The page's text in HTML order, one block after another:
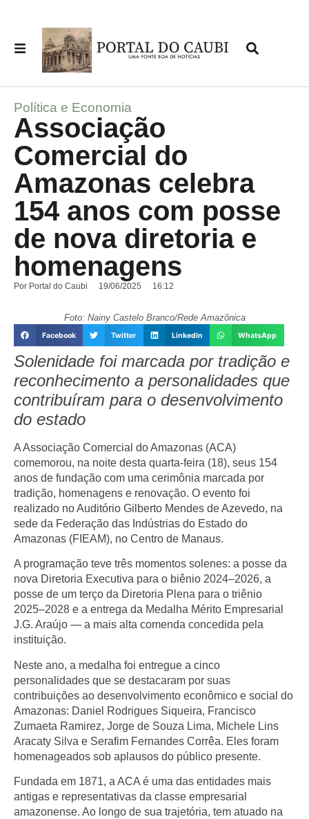
Política e Economia
Associação
Comercial do
Amazonas celebra
154 anos com posse
de nova diretoria e
homenagens
Por Portal do Caubi 19/06/2025 16:12
Foto: Nainy Castelo Branco/Rede Amazônica
Facebook Twitter LinkedIn WhatsApp
Solenidade foi marcada por tradição e
reconhecimento a personalidades que
contribuíram para o desenvolvimento
do estado
A Associação Comercial do Amazonas (ACA)
comemorou, na noite desta quarta-feira (18), seus 154
anos de fundação com uma cerimônia marcada por
tradição, homenagens e renovação. O evento foi
realizado no Auditório Gilberto Mendes de Azevedo, na
sede da Federação das Indústrias do Estado do
Amazonas (FIEAM), no Centro de Manaus.
A programação teve três momentos solenes: a posse da
nova Diretoria Executiva para o biênio 2024–2026, a
posse de um terço da Diretoria Plena para o triênio
2025–2028 e a entrega da Medalha Mérito Empresarial
J.G. Araújo — a mais alta comenda concedida pela
instituição.
Neste ano, a medalha foi entregue a cinco
personalidades que se destacaram por suas
contribuições ao desenvolvimento econômico e social do
Amazonas: Daniel Rodrigues Siqueira, Francisco
Zumaeta Ramirez, Jorge de Souza Lima, Michele Lins
Aracaty Silva e Serafim Fernandes Corrêa. Eles foram
homenageados sob aplausos do público presente.
Fundada em 1871, a ACA é uma das entidades mais
antigas e representativas da classe empresarial
amazonense. Ao longo de sua trajetória, tem atuado na